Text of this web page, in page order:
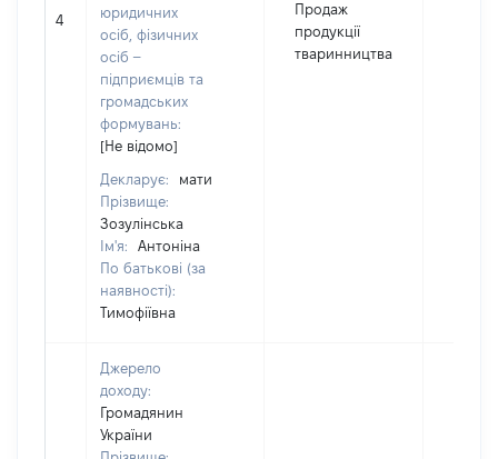
4
юридичних
осіб, фізичних
осіб –
підприємців та
громадських
формувань:
[Не відомо]
Декларує:
мати
Прізвище:
Зозулінська
Ім'я:
Антоніна
По батькові (за
наявності):
Тимофіївна
Продаж
продукції
тваринництва
Джерело
доходу:
Громадянин
України